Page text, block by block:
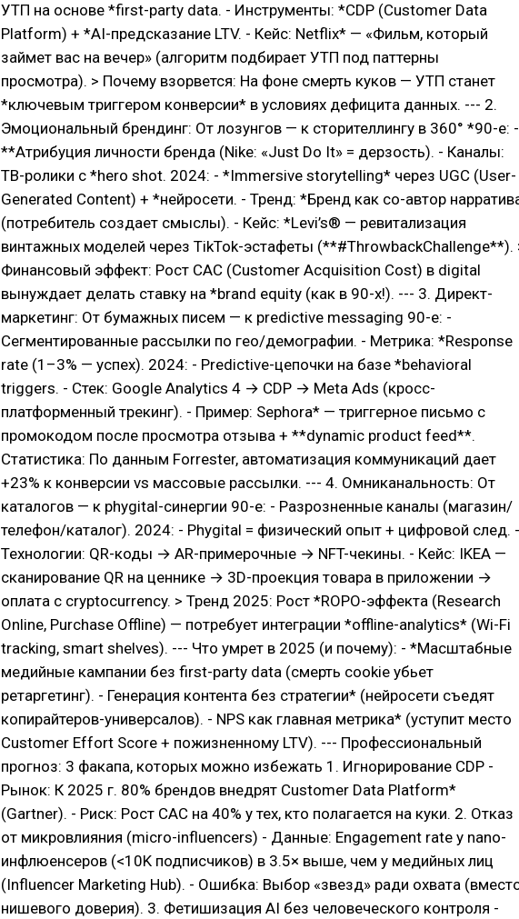
УТП на основе *first-party data. - Инструменты: *CDP (Customer Data
Platform) + *AI-предсказание LTV. - Кейс: Netflix* — «Фильм, который
займет вас на вечер» (алгоритм подбирает УТП под паттерны
просмотра). > Почему взорвется: На фоне смерть куков — УТП станет
*ключевым триггером конверсии* в условиях дефицита данных. --- 2.
Эмоциональный брендинг: От лозунгов — к сторителлингу в 360° *90-е: -
**Атрибуция личности бренда (Nike: «Just Do It» = дерзость). - Каналы:
ТВ-ролики с *hero shot. 2024: - *Immersive storytelling* через UGC (User-
Generated Content) + *нейросети. - Тренд: *Бренд как со-автор
(потребитель создает смыслы). - Кейс: *Levi’s® — ревитализация
винтажных моделей через TikTok-эстафеты (**#ThrowbackChallenge**).
Финансовый эффект: Рост CAC (Customer Acquisition Cost) в digital
вынуждает делать ставку на *brand equity (как в 90-х!). --- 3. Директ-
маркетинг: От бумажных писем — к predictive messaging 90-е: -
Сегментированные рассылки по гео/демографии. - Метрика: *Response
rate (1–3% — успех). 2024: - Predictive-цепочки на базе *behavioral
triggers. - Стек: Google Analytics 4 → CDP → Meta Ads (кросс-
платформенный трекинг). - Пример: Sephora* — триггерное письмо с
промокодом после просмотра отзыва + **dynamic product feed**.
Статистика: По данным Forrester, автоматизация коммуникаций дает
+23% к конверсии vs массовые рассылки. --- 4. Омниканальность: От
каталогов — к phygital-синергии 90-е: - Разрозненные каналы (магазин/
телефон/каталог). 2024: - Phygital = физический опыт + цифровой след. -
Технологии: QR-коды → AR-примерочные → NFT-чекины. - Кейс: IKEA —
сканирование QR на ценнике → 3D-проекция товара в приложении →
оплата с cryptocurrency. > Тренд 2025: Рост *ROPO-эффекта (Research
Online, Purchase Offline) — потребует интеграции *offline-analytics* (Wi-Fi
tracking, smart shelves). --- Что умрет в 2025 (и почему): - *Масштабные
медийные кампании без first-party data (смерть cookie убьет
ретаргетинг). - Генерация контента без стратегии* (нейросети съедят
копирайтеров-универсалов). - NPS как главная метрика* (уступит место
Customer Effort Score + пожизненному LTV). --- Профессиональный
прогноз: 3 факапа, которых можно избежать 1. Игнорирование CDP -
Рынок: К 2025 г. 80% брендов внедрят Customer Data Platform*
(Gartner). - Риск: Рост CAC на 40% у тех, кто полагается на куки. 2. Отказ
от микровлияния (micro-influencers) - Данные: Engagement rate у nano-
инфлюенсеров (<10K подписчиков) в 3.5× выше, чем у медийных лиц
(Influencer Marketing Hub). - Ошибка: Выбор «звезд» ради охвата
нишевого доверия). 3. Фетишизация AI без человеческого контроля -